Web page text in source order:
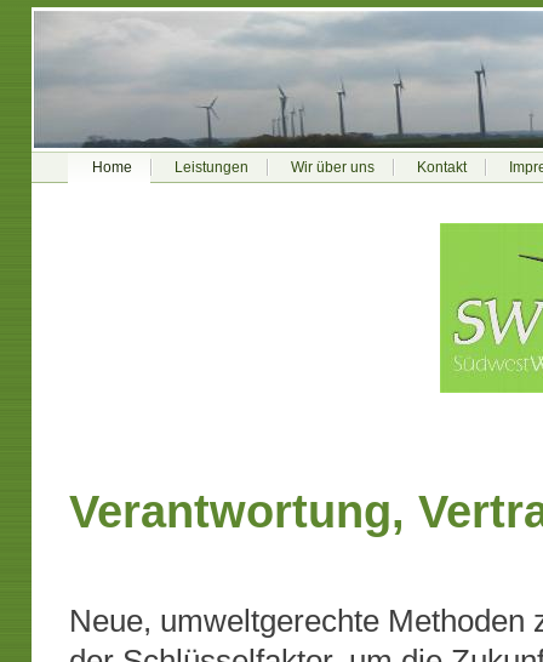
Home Leistungen Wir über uns Kontakt
Verantwortung,
Neue, umweltgerechte Methoden